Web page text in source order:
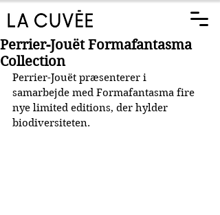
Perrier-Jouët Formafantasma
Collection
Perrier-Jouët præsenterer i
samarbejde med Formafantasma fire
nye limited editions, der hylder
biodiversiteten.